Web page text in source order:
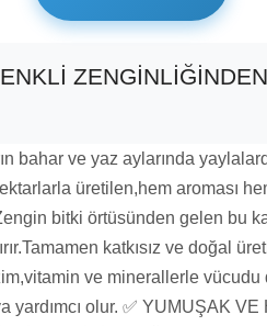
bahar ve yaz aylarında
üretilen,hem aroması
bitki örtüsünden gelen bu
katkısız ve doğal
ve minerallerle vücudu
yardımcı olur. ✅ YUMUŞAK